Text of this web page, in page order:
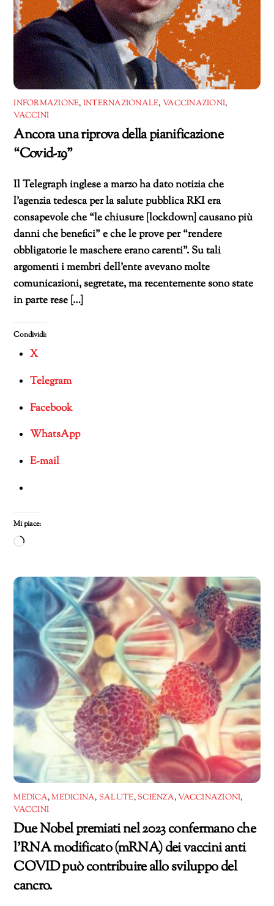
INFORMAZIONE, INTERNAZIONALE, VACCINAZIONI,
VACCINI
Ancora una riprova della pianificazione
“Covid-19”
Il Telegraph inglese a marzo ha dato notizia che
l’agenzia tedesca per la salute pubblica RKI era
consapevole che “le chiusure [lockdown] causano più
danni che benefici” e che le prove per “rendere
obbligatorie le maschere erano carenti”. Su tali
argomenti i membri dell’ente avevano molte
comunicazioni, segretate, ma recentemente sono state
in parte rese […]
Condividi:
X
Telegram
Facebook
WhatsApp
E-mail
Mi piace:
Caricamento
corso…
MEDICA,MEDICINA, SALUTE,SCIENZA,VACCINAZIONI,
VACCINI
Due Nobel premiati nel 2023 confermano che
l’RNA modificato (mRNA) dei vaccini anti
COVID può contribuire allo sviluppo del
cancro.